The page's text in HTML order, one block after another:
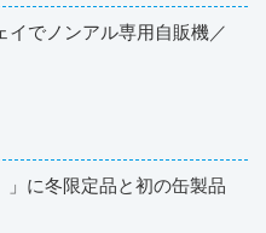
イでノンアル専用自販機／
」に冬限定品と初の缶製品